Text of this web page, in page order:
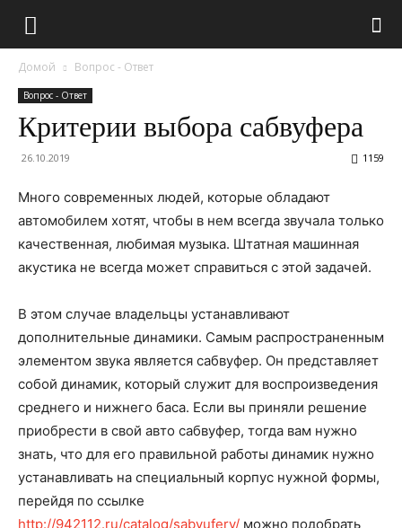
Домой Вопрос - Ответ
Вопрос - Ответ
Критерии выбора сабвуфера
26.10.2019 1159
Много современных людей, которые обладают
автомобилем хотят, чтобы в нем всегда звучала только
качественная, любимая музыка. Штатная машинная
акустика не всегда может справиться с этой задачей.
В этом случае владельцы устанавливают
дополнительные динамики. Самым распространенным
элементом звука является сабвуфер. Он представляет
собой динамик, который служит для воспроизведения
среднего и нижнего баса. Если вы приняли решение
приобрести в свой авто сабвуфер, тогда вам нужно
знать, что для его правильной работы динамик нужно
устанавливать на специальный корпус нужной формы,
перейдя по ссылке
http://942112.ru/catalog/sabvufery/ можно подобрать